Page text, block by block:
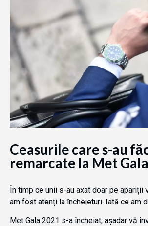
Ceasurile care s-au
remarcate la Met
În timp ce unii s-au axat doar pe apariții
am fost atenți la încheieturi. Iată ce am
Met Gala 2021 s-a încheiat, așadar vă